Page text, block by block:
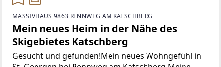
MASSIVHAUS 9863 RENNWEG AM KATSCHBERG
Mein neues Heim in der Nähe des
Skigebietes Katschberg
Gesucht und gefunden!Mein neues Wohngefühl in